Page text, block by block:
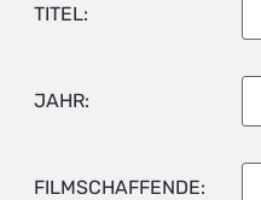
TITEL:
JAHR:
FILMSCHAFFENDE: